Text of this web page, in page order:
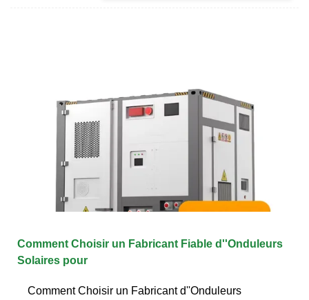
Comment Choisir un Fabricant Fiable d''Onduleurs
Solaires pour
Comment Choisir un Fabricant d''Onduleurs